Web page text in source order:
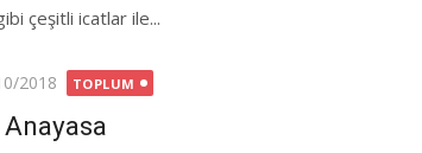
çeşitli icatlar ile...
2018 TOPLUM